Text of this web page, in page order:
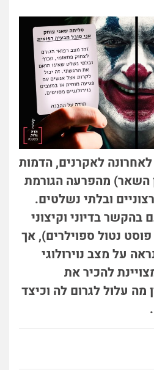
לאקרנים, הדמות
השאר) מהפרעה הגורמת
ובלתי נשלטים.
בדיוני וקיצוני
נטול ספוילרים), אך
על מצב נוירולוגי
להכיר את
מה עלול לגרום לה וכיצד